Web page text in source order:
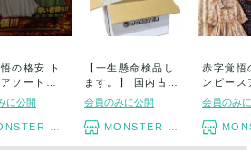
の格安 ト
ソートセ
とめ売り
に公開
TYM
【一生懸命検品し
ます。】 国内古着
アソートセット ...
会員のみに公開
MONSTER TYM
赤字覚悟
ンピース
セット
会員のみ